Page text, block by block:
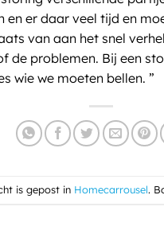
en er daar veel tijd en
van aan het snel
de problemen. Bij een
wie we moeten bellen. ”
is gepost in Homecarrousel.